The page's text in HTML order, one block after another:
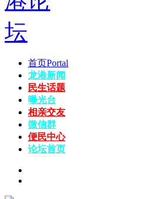
首页Portal
龙港新闻
民生话题
曝光台
相亲交友
微信群
便民中心
论坛首页